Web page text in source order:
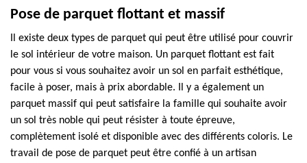
Pose de parquet flottant et massif
Il existe deux types de parquet qui peut être utilisé pour couvrir
le sol intérieur de votre maison. Un parquet flottant est fait
pour vous si vous souhaitez avoir un sol en parfait esthétique,
facile à poser, mais à prix abordable. Il y a également un
parquet massif qui peut satisfaire la famille qui souhaite avoir
un sol très noble qui peut résister à toute épreuve,
complètement isolé et disponible avec des différents coloris. Le
travail de pose de parquet peut être confié à un artisan